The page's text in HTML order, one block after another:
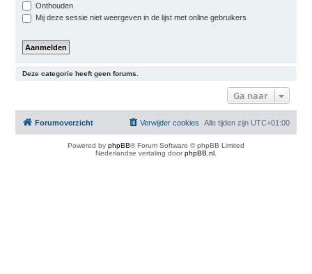
Onthouden
Mij deze sessie niet weergeven in de lijst met online gebruikers
Deze categorie heeft geen forums.
Ga naar
Forumoverzicht Alle tijden zijn UTC+01:00
Verwijder cookies
Powered by phpBB® Forum Software © phpBB Limited
Nederlandse vertaling doorphpBB.nl